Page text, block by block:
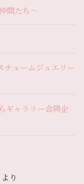
間たち〜
ュームジュエリー
ギャラリー合同企
より